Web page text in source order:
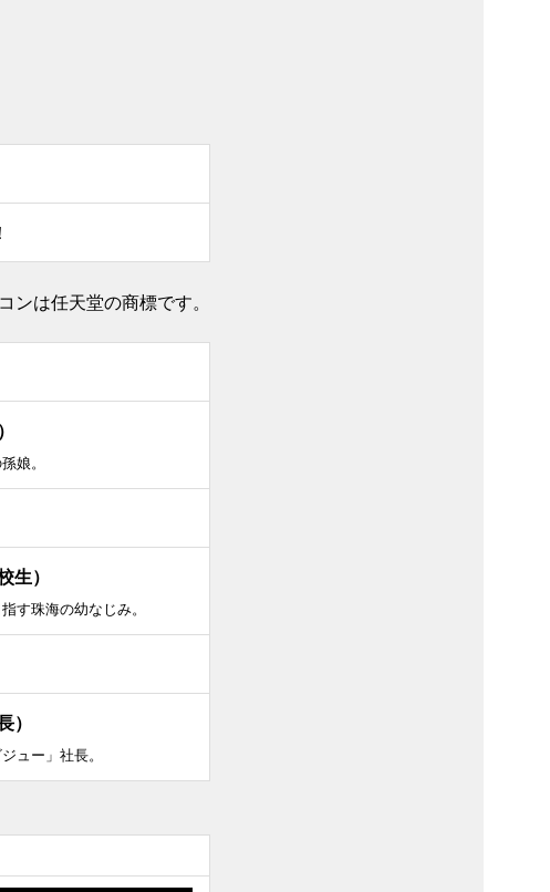
ンは任天堂の商標です。
娘。
生）
す珠海の幼なじみ。
）
ュー」社長。